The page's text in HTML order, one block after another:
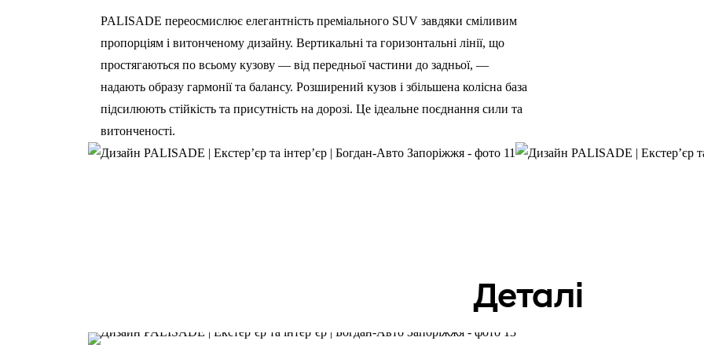
PALISADE переосмислює елегантність преміального SUV завдяки сміливим
пропорціям і витонченому дизайну. Вертикальні та горизонтальні лінії, що
простягаються по всьому кузову — від передньої частини до задньої, —
надають образу гармонії та балансу. Розширений кузов і збільшена колісна база
підсилюють стійкість та присутність на дорозі. Це ідеальне поєднання сили та
витонченості.
Деталі